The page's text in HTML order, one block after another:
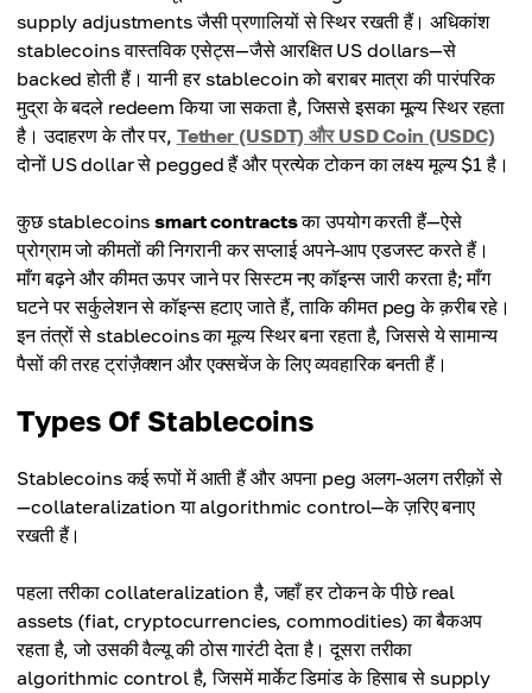
supply adjustments जैसी प्रणालियों से स्थिर रखती हैं। अधिकांश
stablecoins वास्तविक एसेट्स—जैसे आरक्षित US dollars—से
backed होती हैं। यानी हर stablecoin को बराबर मात्रा की पारंपरिक
मुद्रा के बदले redeem किया जा सकता है, जिससे इसका मूल्य स्थिर रहता
है। उदाहरण के तौर पर, Tether (USDT) और USD Coin (USDC)
दोनों US dollar से pegged हैं और प्रत्येक टोकन का लक्ष्य मूल्य $1 है।
कुछ stablecoinssmart contractsका उपयोग करती हैं—ऐसे
प्रोग्राम जो कीमतों की निगरानी कर सप्लाई अपने-आप एडजस्ट करते हैं।
माँग बढ़ने और कीमत ऊपर जाने पर सिस्टम नए कॉइन्स जारी करता है; माँग
घटने पर सर्कुलेशन से कॉइन्स हटाए जाते हैं, ताकि कीमत peg के क़रीब रहे।
इन तंत्रों से stablecoins का मूल्य स्थिर बना रहता है, जिससे ये सामान्य
पैसों की तरह ट्रांज़ैक्शन और एक्सचेंज के लिए व्यवहारिक बनती हैं।
Types Of Stablecoins
Stablecoins कई रूपों में आती हैं और अपना peg अलग-अलग तरीक़ों से
—collateralization या algorithmic control—के ज़रिए बनाए
रखती हैं।
पहला तरीका collateralization है, जहाँ हर टोकन के पीछे real
assets (fiat, cryptocurrencies, commodities) का बैकअप
रहता है, जो उसकी वैल्यू की ठोस गारंटी देता है। दूसरा तरीका
algorithmic control है, जिसमें मार्केट डिमांड के हिसाब से supply